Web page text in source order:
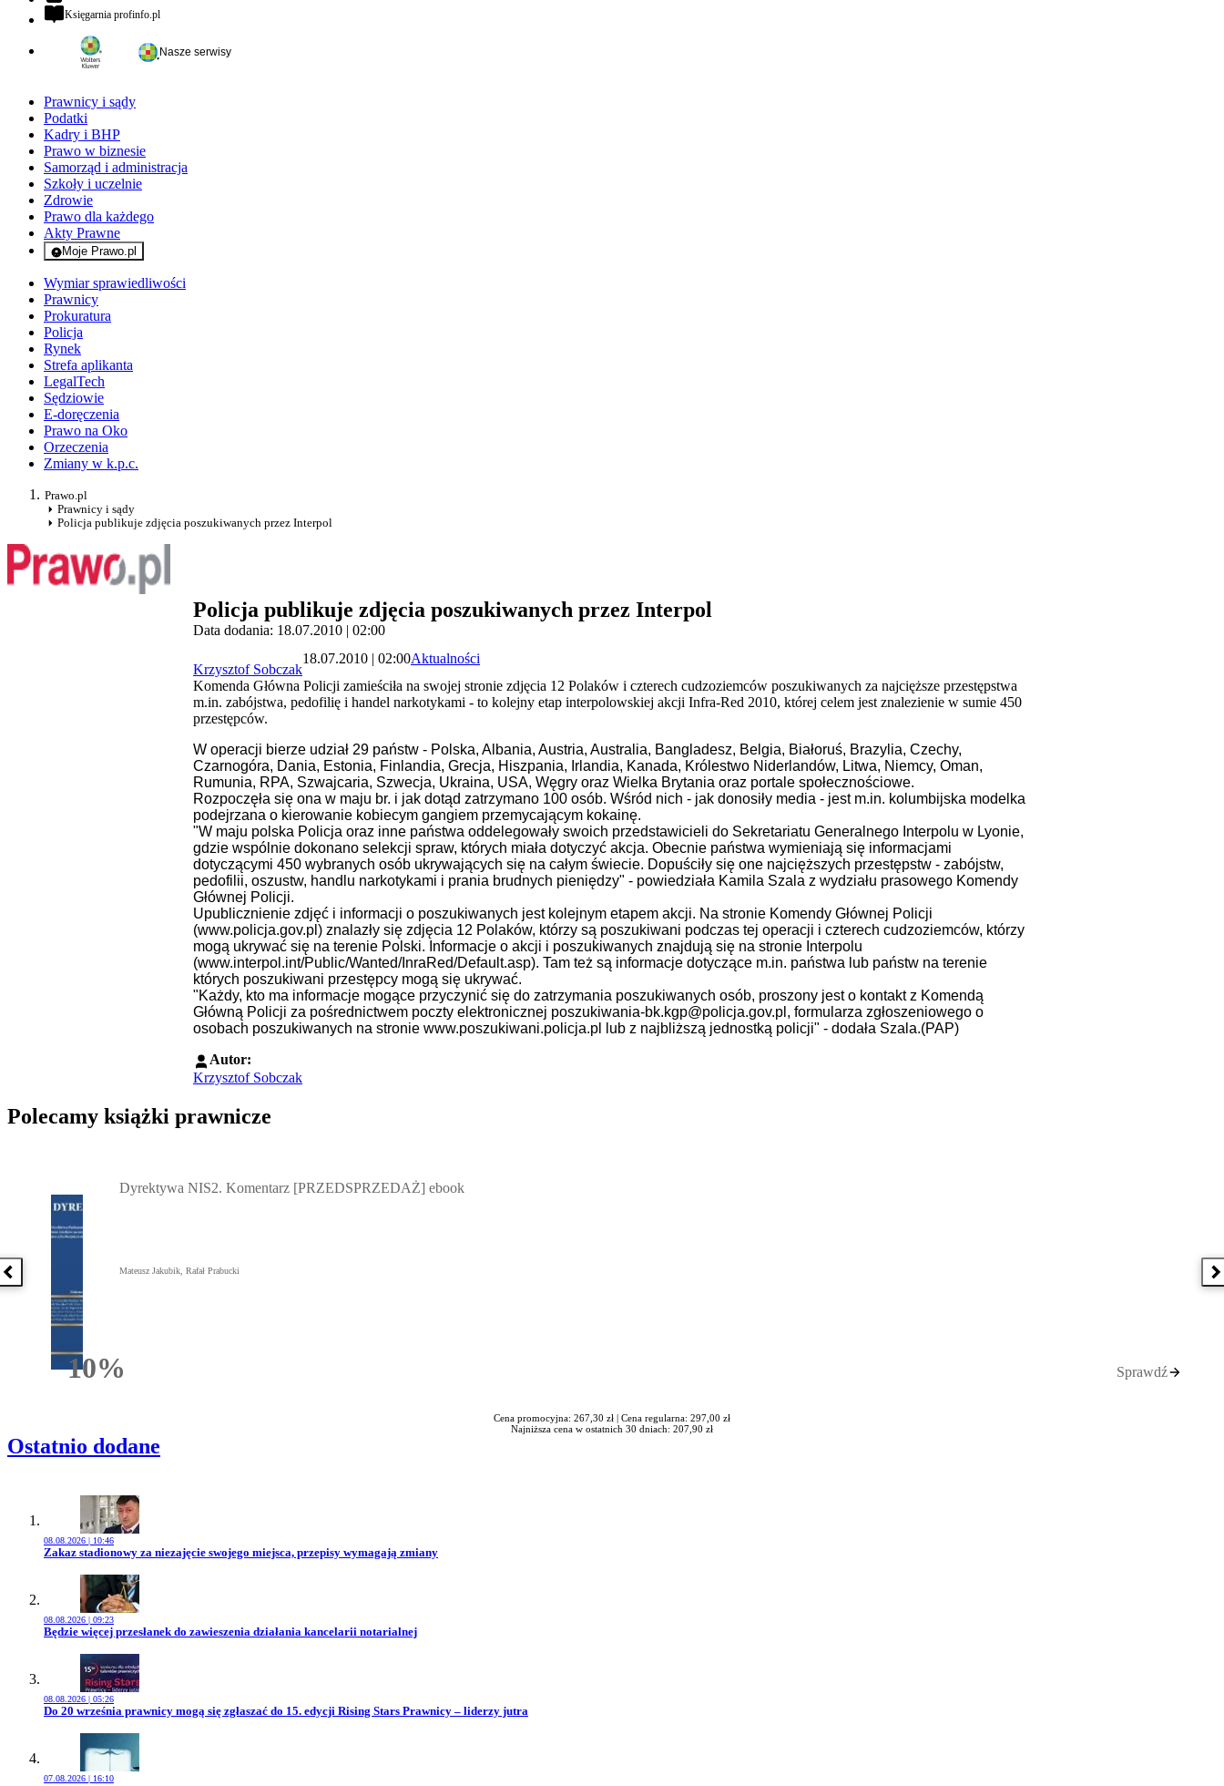
Księgarnia profinfo.plotwiera się w nowej karcie
Nasze serwisy
Prawnicy i sądy
Podatki
Kadry i BHP
Prawo w biznesie
Samorząd i administracja
Szkoły i uczelnie
Zdrowie
Prawo dla każdego
Akty Prawne
Moje Prawo.pl
- rejestracja i logowanie do serwisu
Wymiar sprawiedliwości
Prawnicy
Prokuratura
Policja
Rynek
Strefa aplikanta
LegalTech
Sędziowie
E-doręczenia
Prawo na Oko
Orzeczenia
Zmiany w k.p.c.
Prawo.pl
Prawnicy i sądy
Policja publikuje zdjęcia poszukiwanych przez Interpol
Policja publikuje zdjęcia poszukiwanych przez Interpol
Data dodania: 18.07.2010 | 02:00
Krzysztof Sobczak
18.07.2010 | 02:00Aktualności
Komenda Główna Policji zamieściła na swojej stronie zdjęcia 12 Polaków i czterech cudzoziemców poszukiwanych za najcięższe przestępstwa
m.in. zabójstwa, pedofilię i handel narkotykami - to kolejny etap interpolowskiej akcji Infra-Red 2010, której celem jest znalezienie w sumie 450
przestępców.
W operacji bierze udział 29 państw - Polska, Albania, Austria, Australia, Bangladesz, Belgia, Białoruś, Brazylia, Czechy,
Czarnogóra, Dania, Estonia, Finlandia, Grecja, Hiszpania, Irlandia, Kanada, Królestwo Niderlandów, Litwa, Niemcy, Oman,
Rumunia, RPA, Szwajcaria, Szwecja, Ukraina, USA, Węgry oraz Wielka Brytania oraz portale społecznościowe.
Rozpoczęła się ona w maju br. i jak dotąd zatrzymano 100 osób. Wśród nich - jak donosiły media - jest m.in. kolumbijska modelka
podejrzana o kierowanie kobiecym gangiem przemycającym kokainę.
"W maju polska Policja oraz inne państwa oddelegowały swoich przedstawicieli do Sekretariatu Generalnego Interpolu w Lyonie,
gdzie wspólnie dokonano selekcji spraw, których miała dotyczyć akcja. Obecnie państwa wymieniają się informacjami
dotyczącymi 450 wybranych osób ukrywających się na całym świecie. Dopuściły się one najcięższych przestępstw - zabójstw,
pedofilii, oszustw, handlu narkotykami i prania brudnych pieniędzy" - powiedziała Kamila Szala z wydziału prasowego Komendy
Głównej Policji.
Upublicznienie zdjęć i informacji o poszukiwanych jest kolejnym etapem akcji. Na stronie Komendy Głównej Policji
(www.policja.gov.pl) znalazły się zdjęcia 12 Polaków, którzy są poszukiwani podczas tej operacji i czterech cudzoziemców, którzy
mogą ukrywać się na terenie Polski. Informacje o akcji i poszukiwanych znajdują się na stronie Interpolu
(www.interpol.int/Public/Wanted/InraRed/Default.asp). Tam też są informacje dotyczące m.in. państwa lub państw na terenie
których poszukiwani przestępcy mogą się ukrywać.
"Każdy, kto ma informacje mogące przyczynić się do zatrzymania poszukiwanych osób, proszony jest o kontakt z Komendą
Główną Policji za pośrednictwem poczty elektronicznej poszukiwania-bk.kgp@policja.gov.pl, formularza zgłoszeniowego o
osobach poszukiwanych na stronie www.poszukiwani.policja.pl lub z najbliższą jednostką policji" - dodała Szala.(PAP)
Autor:
Krzysztof Sobczak
Polecamy książki prawnicze
Poprzednia książka
10%Rabatu
Dyrektywa NIS2. Komentarz [PRZEDSPRZEDAŻ] ebook
Mateusz Jakubik, Rafał Prabucki
Sprawdź
Cena promocyjna: 267,30 zł | Cena regularna: 297,00 zł
Najniższa cena w ostatnich 30 dniach: 207,90 zł
Ostatnio dodane
08.08.2026 | 10:46
Przejdź do artykułu:
Zakaz stadionowy za niezajęcie swojego miejsca, przepisy wymagają zmiany
08.08.2026 | 09:23
Przejdź do artykułu:
Będzie więcej przesłanek do zawieszenia działania kancelarii notarialnej
08.08.2026 | 05:26
Przejdź do artykułu:
Do 20 września prawnicy mogą się zgłaszać do 15. edycji Rising Stars Prawnicy – liderzy jutra
07.08.2026 | 16:10